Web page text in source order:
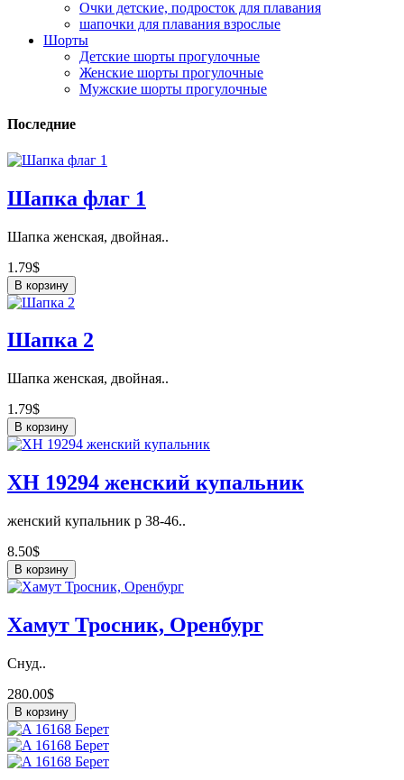
Очки детские, подросток для плавания
шапочки для плавания взрослые
Шорты
Детские шорты прогулочные
Женские шорты прогулочные
Мужские шорты прогулочные
Последние
Шапка флаг 1
Шапка женская, двойная..
1.79$
В корзину
Шапка 2
Шапка женская, двойная..
1.79$
В корзину
ХН 19294 женский купальник
женский купальник р 38-46..
8.50$
В корзину
Хамут Тросник, Оренбург
Снуд..
280.00$
В корзину